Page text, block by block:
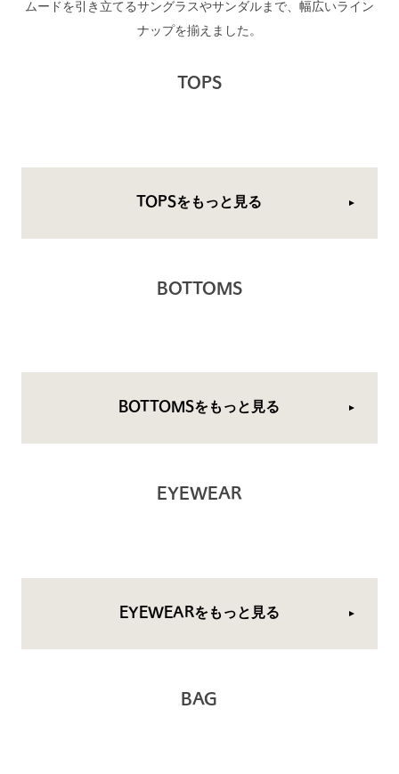
ムードを引き立てるサングラスやサンダルまで、幅広いライン
ナップを揃えました。
TOPS
TOPSをもっと見る
BOTTOMS
BOTTOMSをもっと見る
EYEWEAR
EYEWEARをもっと見る
BAG